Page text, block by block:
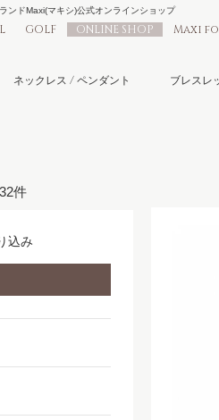
GOLF ONLINE SHOP Maxi
ンドMaxi(マキシ)公式オンラインショップ
ネックレス / ペンダント ブレスレ
32件
込み